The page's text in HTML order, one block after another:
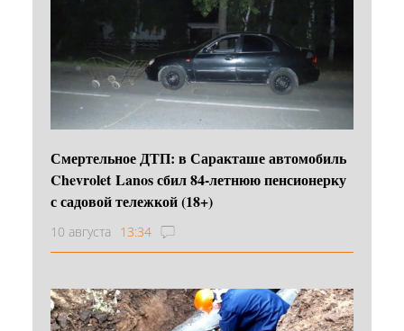
Смертельное ДТП: в Саракташе автомобиль
Chevrolet Lanos сбил 84-летнюю пенсионерку
с садовой тележкой (18+)
10 августа 13:34